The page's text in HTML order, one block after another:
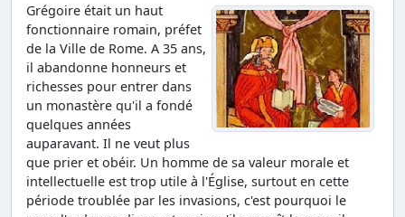
Grégoire était un haut
fonctionnaire romain, préfet
de la Ville de Rome. A 35 ans,
il abandonne honneurs et
richesses pour entrer dans
un monastère qu'il a fondé
quelques années
auparavant. Il ne veut plus
que prier et obéir. Un homme de sa valeur morale et
intellectuelle est trop utile à l'Église, surtout en cette
période troublée par les invasions, c'est pourquoi le